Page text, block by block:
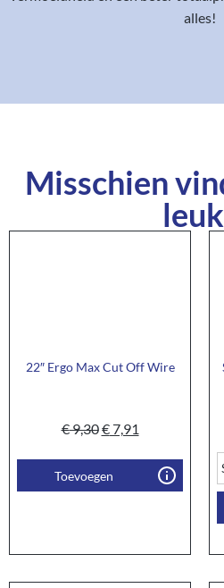
alles!
Misschien
22″ Ergo Max Cut Off Wire
€9,30€7,91
Toevoegen